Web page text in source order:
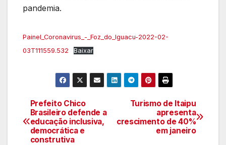
pandemia.
Painel_Coronavirus_-_Foz_do_Iguacu-2022-02-
03T111559.532
Baixar
Navegação
de
Turismo de Itaipu
apresenta
crescimento de 40%
em janeiro
Prefeito Chico
Brasileiro defende a
educação inclusiva,
democrática e
construtiva